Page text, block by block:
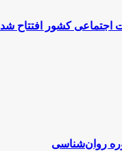
اجتماعی کشور افتتاح شد
روان‌شناسی